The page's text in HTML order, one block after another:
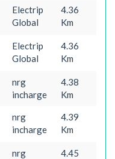
Electrip
Global
4.36
Km
Electrip
Global
4.36
Km
nrg
incharge
4.38
Km
nrg
incharge
4.39
Km
nrg
4.45